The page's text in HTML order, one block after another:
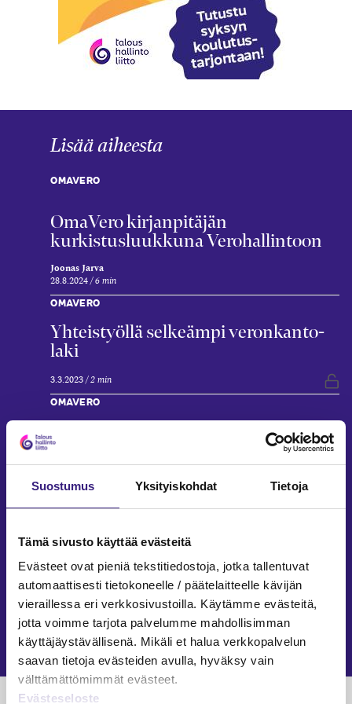
Suostumus Yksityiskohdat Tietoja
Tämä sivusto käyttää evästeitä
Evästeet ovat pieniä tekstitiedostoja, jotka tallentuvat
automaattisesti tietokoneelle / päätelaitteelle kävijän
vieraillessa eri verkkosivustoilla. Käytämme evästeitä,
jotta voimme tarjota palvelumme mahdollisimman
käyttäjäystävällisenä. Mikäli et halua verkkopalvelun
saavan tietoja evästeiden avulla, hyväksy vain
välttämättömimmät evästeet.
Evästeseloste
Lisää aiheesta
OMAVERO
OmaVero kirjanpitäjän
kurkistusluukkuna Verohallintoon
Joonas Jarva
28.8.2024 6 min
OMAVERO
Yhteis­työllä selkeämpi veron­kanto­
laki
3.3.2023 2 min
OMAVERO
OmaVero-palvelu ja käydyt
puhelinkeskustelut – keskustelun
sisällön dokumentointi
22.9.2022 1 min
Varainsiirtoveron ilmoittaminen ja
maksaminen muuttuivat
marraskuussa
Jukka Backlund, Laura Salovaara
10.3.2020